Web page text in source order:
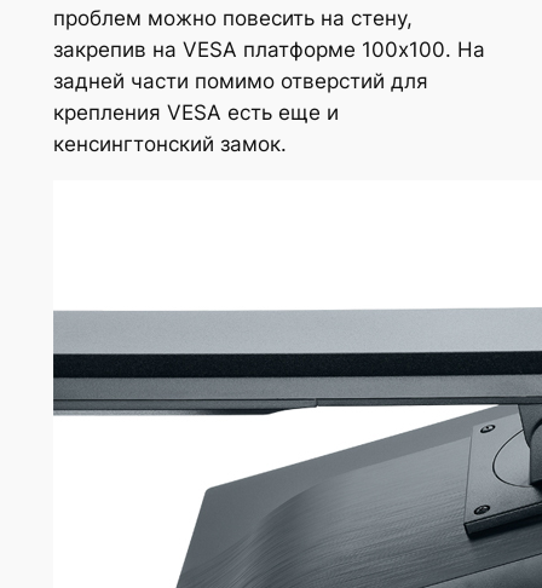
проблем можно повесить на стену,
закрепив на VESA платформе 100х100. На
задней части помимо отверстий для
крепления VESA есть еще и
кенсингтонский замок.